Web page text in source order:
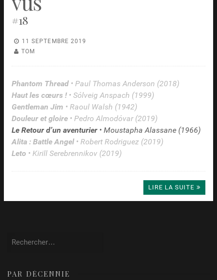
#18
11 SEPTEMBRE 2019
TOM
Phantom Thread • Paul Thomas Anderson (2018)
Haut les cœurs !• Sólveig Anspach (1999)
Gentleman Jim • Raoul Walsh (1942)
Douleur et gloire • Pedro Almodóvar (2019)
Le Retour d’un aventurier • Moustapha Alassane (1966)
Alita : Battle Angel• Robert Rodriguez (2019)
Leto • Kirill Serebrennikov (2019)
LIRE LA SUITE
PAR DÉCENNIE